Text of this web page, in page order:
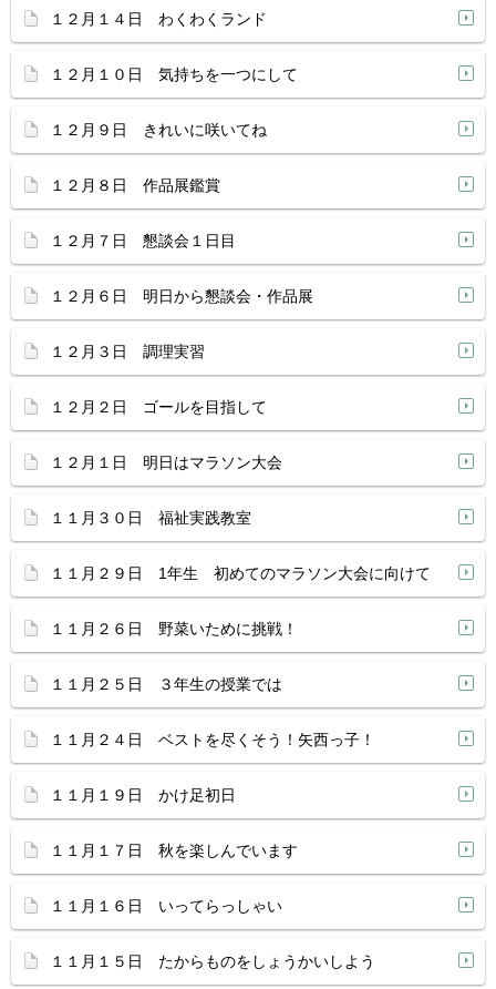
１２月１４日 わくわくランド
１２月１０日 気持ちを一つにして
１２月９日 きれいに咲いてね
１２月８日 作品展鑑賞
１２月７日 懇談会１日目
１２月６日 明日から懇談会・作品展
１２月３日 調理実習
１２月２日 ゴールを目指して
１２月１日 明日はマラソン大会
１１月３０日 福祉実践教室
１１月２９日 1年生 初めてのマラソン大会に向けて
１１月２６日 野菜いために挑戦！
１１月２５日 ３年生の授業では
１１月２４日 ベストを尽くそう！矢西っ子！
１１月１９日 かけ足初日
１１月１７日 秋を楽しんでいます
１１月１６日 いってらっしゃい
１１月１５日 たからものをしょうかいしよう